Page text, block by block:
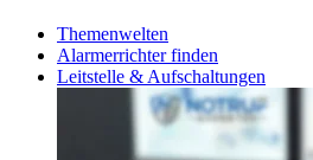
Themenwelten
Alarmerrichter finden
Leitstelle & Aufschaltungen